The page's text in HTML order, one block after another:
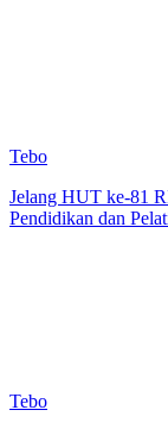
Tebo
Jelang HUT ke-81
Pendidikan dan
Tebo